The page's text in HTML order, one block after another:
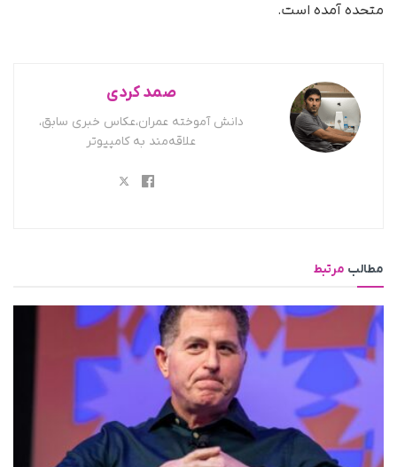
متحده آمده است.
صمد کردی
دانش آموخته عمران،عکاس خبری سابق،
علاقه‌مند به کامپیوتر
مطالب مرتبط